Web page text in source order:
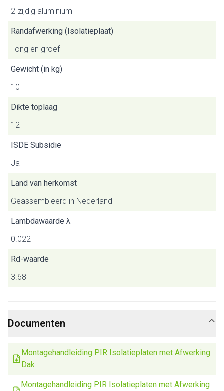
2-zijdig aluminium
Randafwerking (Isolatieplaat)
Tong en groef
Gewicht (in kg)
10
Dikte toplaag
12
ISDE Subsidie
Ja
Land van herkomst
Geassembleerd in Nederland
Lambdawaarde λ
0.022
Rd-waarde
3.68
Documenten
Montagehandleiding PIR Isolatieplaten met Afwerking
Dak
Montagehandleiding PIR Isolatieplaten met Afwerking